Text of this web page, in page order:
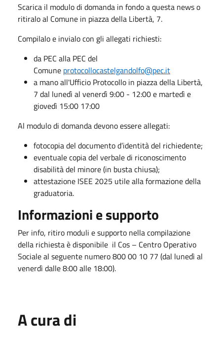
Scarica il modulo di domanda in fondo a questa news o
ritiralo al Comune in piazza della Libertà, 7.
Compilalo e invialocon gli allegati richiesti:
da PEC alla PEC del
Comune protocollocastelgandolfo@pec.it
a manoall'Ufficio Protocollo in piazza della Libertà,
7 dal lunedì al venerdì 9:00 - 12:00 e martedì e
giovedì 15:00 17:00
Al modulo di domanda devono essere allegati:
fotocopia del documento d’identità del richiedente;
eventuale copia del verbale di riconoscimento
disabilità del minore (in busta chiusa);
attestazione ISEE 2025 utile alla formazione della
graduatoria.
Informazioni e supporto
Per info, ritiro moduli e supporto nella compilazione
della richiestaè disponibile il Cos – Centro Operativo
Socialeal seguente numero 800 00 10 77 (dal lunedì al
venerdì dalle 8:00 alle 18:00).
A cura di